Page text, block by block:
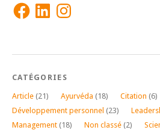
FacebookLinkedInInstagram
CATÉGORIES
Article (21) Ayurvéda (18) Citation (6)
Développement personnel (23)
Management (18) Non classé (2)